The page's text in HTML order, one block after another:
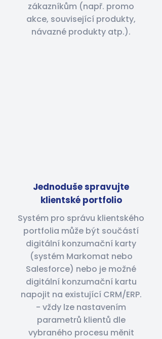
zákazníkům (např. promo
akce, související produkty,
návazné produkty atp.).
Jednoduše spravujte
klientské portfolio
Systém pro správu klientského
portfolia může být součástí
digitální konzumační karty
(systém Markomat nebo
Salesforce) nebo je možné
digitální konzumační kartu
napojit na existující CRM/ERP.
- vždy lze nastavením
parametrů klientů dle
vybraného procesu měnit